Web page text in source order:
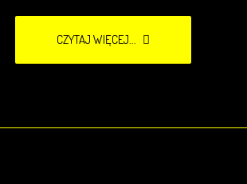
CZYTAJ WIĘCEJ...